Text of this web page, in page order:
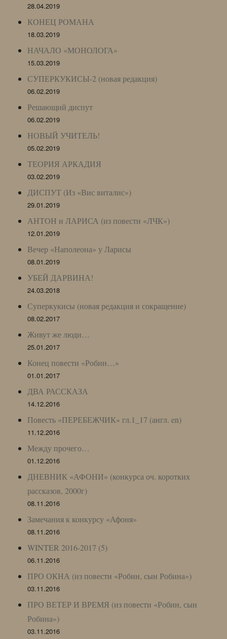
28.04.2019
КОНЕЦ РОМАНА
18.03.2019
НАЧАЛО «МОНОЛОГА»
15.03.2019
СУПЕРКУКИСЫ-2 (новая редакция)
06.02.2019
Решающий диспут
06.02.2019
НОВЫЙ УЧИТЕЛЬ!
05.02.2019
ТЕОРИЯ АРКАДИЯ
03.02.2019
ДИСПУТ (Из «Вис виталис»)
29.01.2019
АНТОН и ЛАРИСА (из повести «ЛЧК»)
12.01.2019
Вечер «Наполеона» у Ларисы
08.01.2019
УБЕЙ ДАРВИНА!
24.03.2018
Суперкукисы (новая редакция и сокращение)
08.02.2017
Живут же люди…
25.01.2017
Конец повести «Робин…»
01.01.2017
ДВА РАССКАЗА
14.12.2016
Повесть «ПЕРЕБЕЖЧИК» гл.1_17 (англ. en)
11.12.2016
Между прочего…
01.12.2016
ДНЕВНИК «АФОНИ» (конкурса оч. коротких
рассказов, 2000г)
08.11.2016
Замечания к конкурсу «Афоня»
08.11.2016
WINTER 2016-2017 (5)
06.11.2016
ПРО ОКНА (из повести «Робин, сын Робина»)
03.11.2016
ПРО ВЕТЕР И ВРЕМЯ (из повести «Робин, сын
Робина»)
03.11.2016